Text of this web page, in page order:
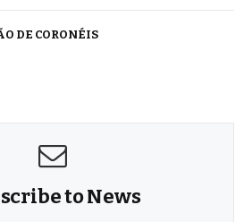
DE CORONÉIS
to News